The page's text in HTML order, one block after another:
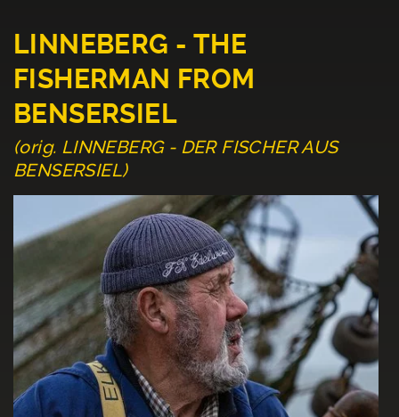
LINNEBERG - THE
FISHERMAN FROM
BENSERSIEL
(orig. LINNEBERG - DER FISCHER AUS
BENSERSIEL)